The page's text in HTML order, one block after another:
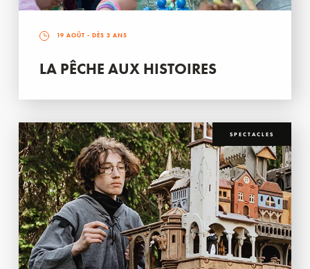
19 AOÛT - DÈS 3 ANS
LA PÊCHE AUX HISTOIRES
SPECTACLES